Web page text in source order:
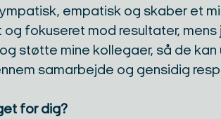
empatisk og skaber et
fokuseret mod resultater,
støtte mine kollegaer, så de
samarbejde og gensidig
for dig?